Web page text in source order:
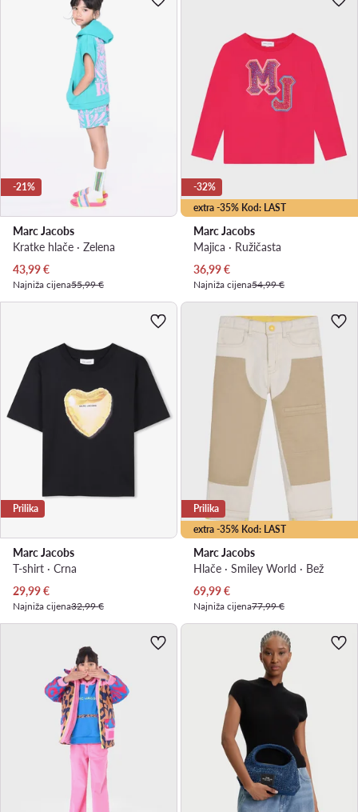
-21%
Marc Jacobs
Kratke hlače · Zelena
Trenutna cijena
43,99€
Najniža cijena55,99 €
extra -35% Kod: LAST
-32%
Marc Jacobs
Majica · Ružičasta
Trenutna cijena
36,99€
Najniža cijena54,99 €
Prilika
Marc Jacobs
T-shirt · Crna
Trenutna cijena
29,99€
Najniža cijena32,99 €
extra -35% Kod: LAST
Prilika
Marc Jacobs
Hlače · Smiley World · Bež
Trenutna cijena
69,99€
Najniža cijena77,99 €